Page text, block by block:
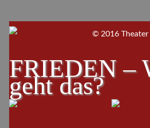
FRIEDEN –
geht das?
© 2016